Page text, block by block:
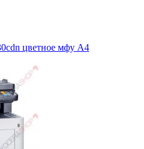
цветное мфу A4